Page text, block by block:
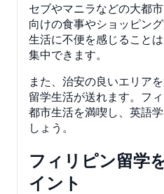
セブやマニラなどの大都
向けの食事やショッピン
生活に不便を感じること
集中できます。
また、治安の良いエリア
留学生活が送れます。フ
都市生活を満喫し、英語
しょう。
フィリピン留学
イント